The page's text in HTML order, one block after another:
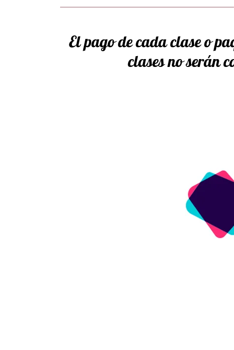
El pago de cada clase o
clases no serán